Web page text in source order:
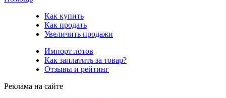
Как купить
Как продать
Увеличить продажи
Импорт лотов
Как заплатить за товар?
Отзывы и рейтинг
Реклама на сайте